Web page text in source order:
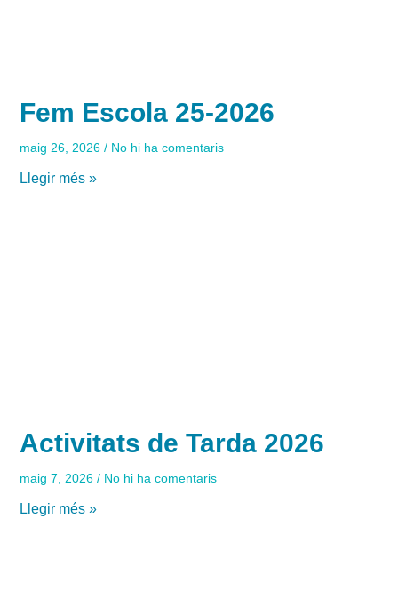
Fem Escola 25-2026
maig 26, 2026 No hi ha comentaris
Llegir més »
Activitats de Tarda 2026
maig 7, 2026 No hi ha comentaris
Llegir més »